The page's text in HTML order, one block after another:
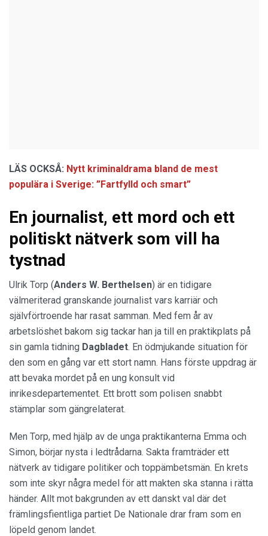
LÄS OCKSÅ: Nytt kriminaldrama bland de mest
populära i Sverige: ”Fartfylld och smart”
En journalist, ett mord och ett
politiskt nätverk som vill ha
tystnad
Ulrik Torp (Anders W. Berthelsen) är en tidigare
välmeriterad granskande journalist vars karriär och
självförtroende har rasat samman. Med fem år av
arbetslöshet bakom sig tackar han ja till en praktikplats på
sin gamla tidning Dagbladet. En ödmjukande situation för
den som en gång var ett stort namn. Hans förste uppdrag är
att bevaka mordet på en ung konsult vid
inrikesdepartementet. Ett brott som polisen snabbt
stämplar som gängrelaterat.
Men Torp, med hjälp av de unga praktikanterna Emma och
Simon, börjar nysta i ledtrådarna. Sakta framträder ett
nätverk av tidigare politiker och toppämbetsmän. En krets
som inte skyr några medel för att makten ska stanna i rätta
händer. Allt mot bakgrunden av ett danskt val där det
främlingsfientliga partiet De Nationale drar fram som en
löpeld genom landet.